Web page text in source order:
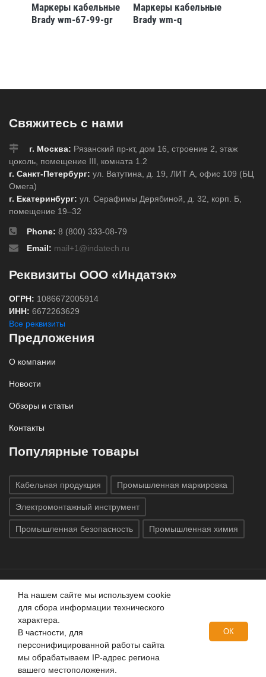
Маркеры кабельные
Brady wm-67-99-gr
Маркеры кабельные
Brady wm-q
Свяжитесь с нами
г. Москва: Рязанский пр-кт, дом 16, строение 2, этаж
цоколь, помещение III, комната 1.2
г. Санкт-Петербург: ул. Ватутина, д. 19, ЛИТ А, офис 109 (БЦ
Омега)
г. Екатеринбург: ул. Серафимы Дерябиной, д. 32, корп. Б,
помещение 19–32
Phone: 8 (800) 333-08-79
Email: mail+1@indatech.ru
Реквизиты ООО «Индатэк»
ОГРН: 1086672005914
ИНН: 6672263629
Все реквизиты
Предложения
О компании
Новости
Обзоры и статьи
Контакты
Популярные товары
Кабельная продукция Промышленная маркировка
Электромонтажный инструмент
Промышленная безопасность Промышленная химия
Все права защищены © 2020 ГК «Индатэк»
защищены.Использование материалов с сайта запрещено.
Данный сайт не является публичной офертой, определяемой
положениями статей 437 (2) ГК РФ.
На нашем сайте мы используем cookie
для сбора информации технического
характера.
В частности, для
персонифицированной работы сайта
мы обрабатываем IP-адрес региона
вашего местоположения.
ОК